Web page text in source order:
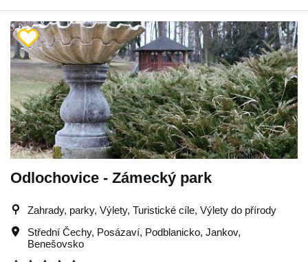
Odlochovice - Zámecký park
Zahrady, parky, Výlety, Turistické cíle, Výlety do přírody
Střední Čechy, Posázaví, Podblanicko, Jankov,
Benešovsko